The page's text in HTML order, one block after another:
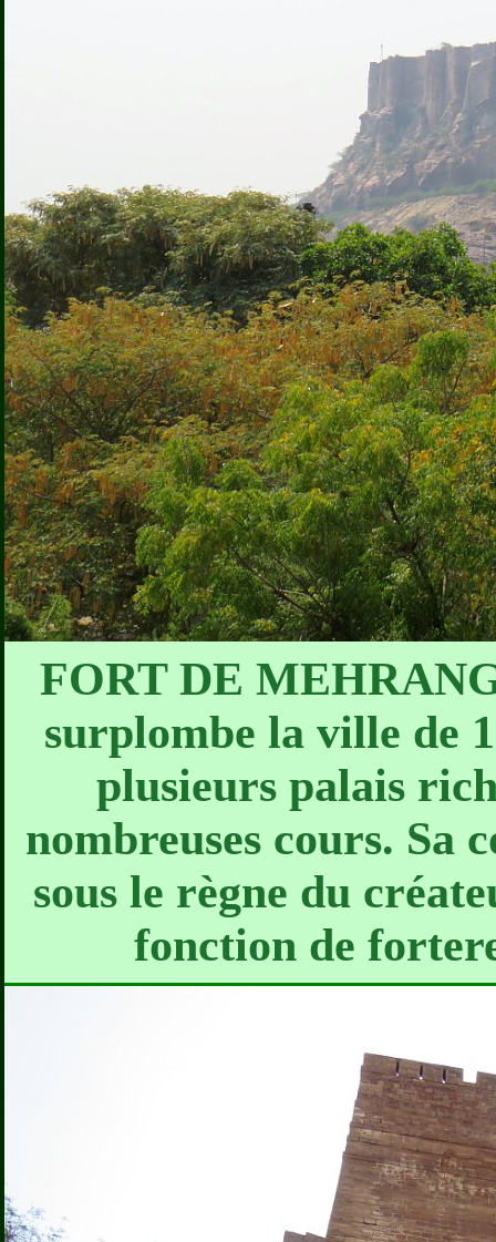
FORT DE
surplombe la ville de
plusieurs palais
nombreuses cours. Sa
sous le règne du
fonction de